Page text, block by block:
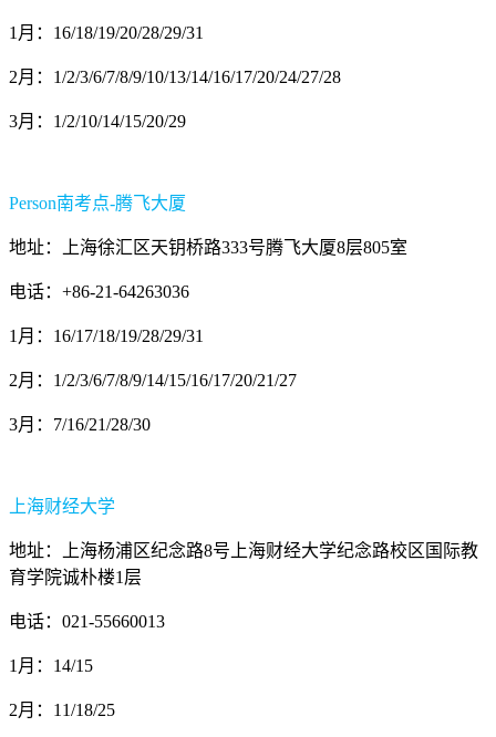
1月：16/18/19/20/28/29/31
2月：1/2/3/6/7/8/9/10/13/14/16/17/20/24/27/28
3月：1/2/10/14/15/20/29
Person南考点-腾飞大厦
地址：上海徐汇区天钥桥路333号腾飞大厦8层805室
电话：+86-21-64263036
1月：16/17/18/19/28/29/31
2月：1/2/3/6/7/8/9/14/15/16/17/20/21/27
3月：7/16/21/28/30
上海财经大学
地址：上海杨浦区纪念路8号上海财经大学纪念路校区国际教
育学院诚朴楼1层
电话：021-55660013
1月：14/15
2月：11/18/25